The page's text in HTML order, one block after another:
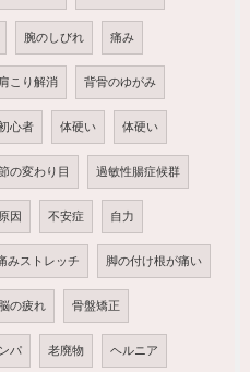
腕のしびれ 痛み
肩こり解消 背骨のゆがみ
心者 体硬い 体硬い
の変わり目 過敏性腸症候群
因 不安症 自力
みストレッチ 脚の付け根が痛い
脳の疲れ 骨盤矯正
パ 老廃物 ヘルニア